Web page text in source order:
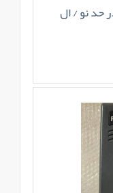
حد نو / ال